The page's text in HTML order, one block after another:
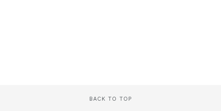
BACK TO TOP